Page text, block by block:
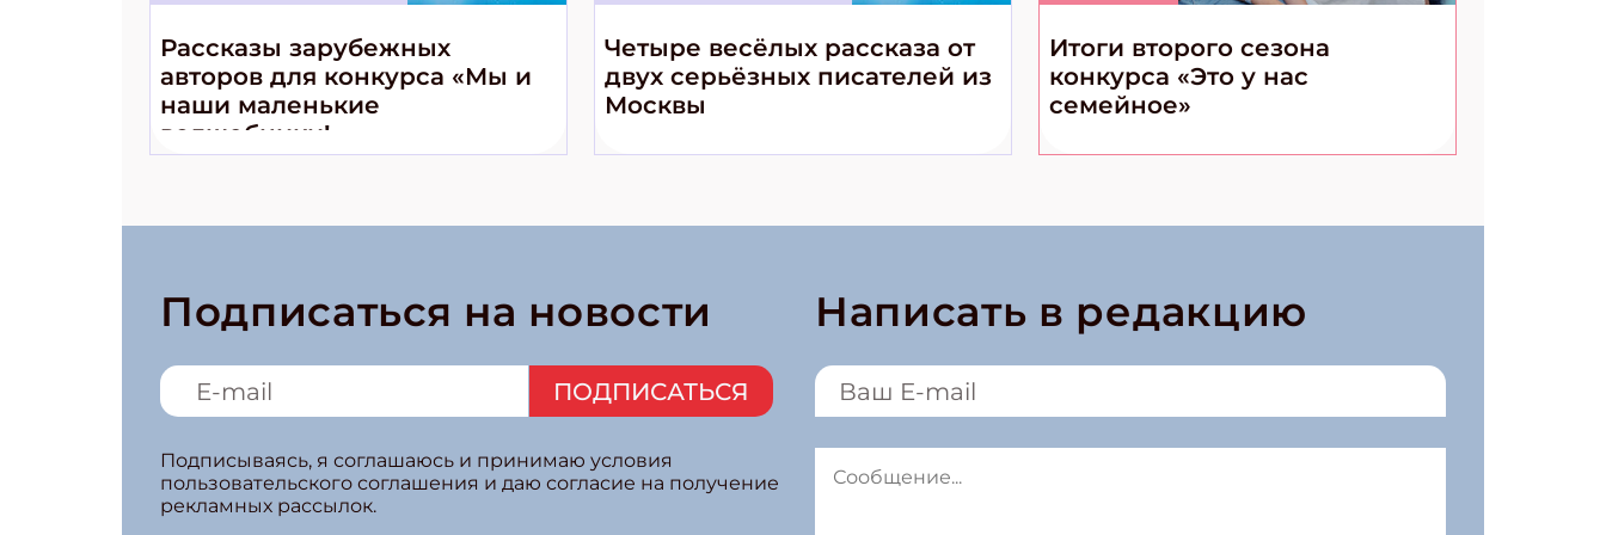
Рассказы зарубежных
авторов для конкурса «Мы и
наши маленькие
волшебники!»
Четыре весёлых рассказа от
двух серьёзных писателей из
Москвы
Итоги второго сезона
конкурса «Это у нас
семейное»
Подписаться на новости
ПОДПИСАТЬСЯ
Подписываясь, я соглашаюсь и принимаю условия
пользовательского соглашения и даю согласие на получение
рекламных рассылок.
Написать в редакцию